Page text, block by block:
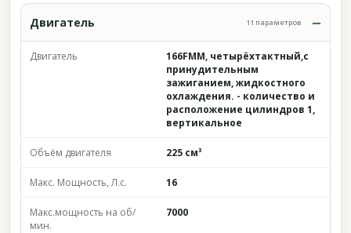
Двигатель 11 параметров
Двигатель
166FMM, четырёхтактный,c
принудительным
зажиганием, жидкостного
охлаждения. - количество и
расположение цилиндров 1,
вертикальное
Объём двигателя 225 см³
Макс. Мощность, Л.с. 16
Макс.мощность на об/
мин.
7000